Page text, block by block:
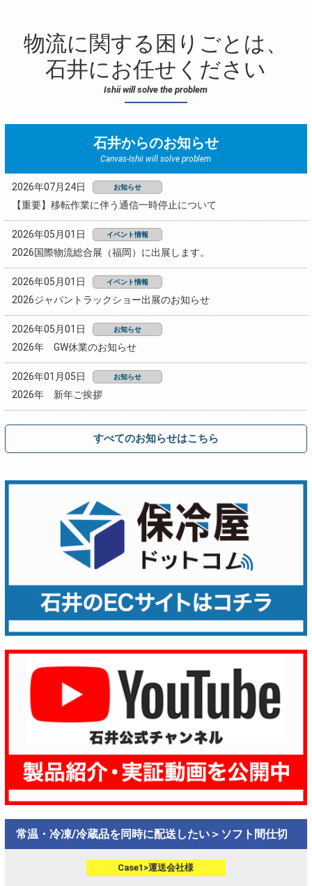
物流に関する困りごとは、
石井にお任せください
Ishii will solve the problem
石井からのお知らせ
Canvas-Ishii will solve problem
2026年07月24日 お知らせ
【重要】移転作業に伴う通信一時停止について
2026年05月01日 イベント情報
2026国際物流総合展（福岡）に出展します。
2026年05月01日 イベント情報
2026ジャパントラックショー出展のお知らせ
2026年05月01日 お知らせ
2026年 GW休業のお知らせ
2026年01月05日 お知らせ
2026年 新年ご挨拶
すべてのお知らせはこちら
常温・冷凍/冷蔵品を同時に配送したい＞ソフト間仕切
Case1>運送会社様